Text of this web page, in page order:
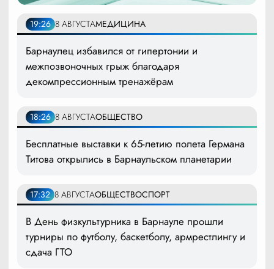
19:26 8 АВГУСТАМЕДИЦИНА
Барнаулец избавился от гипертонии и
межпозвоночных грыж благодаря
декомпрессионным тренажёрам
18:26 8 АВГУСТАОБЩЕСТВО
Бесплатные выставки к 65-летию полета Германа
Титова открылись в Барнаульском планетарии
17:32 8 АВГУСТАОБЩЕСТВОСПОРТ
В День физкультурника в Барнауле прошли
турниры по футболу, баскетболу, армрестлингу и
сдача ГТО